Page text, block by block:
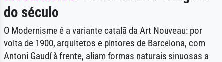
Pesquise por artista, título ou estilo –
ex: Monet, Noite Estrelada,
impressionismo, onda de Hokusai, nu.
a óleo escura, nu em pé ao lado de
uma árvore.
do século
O Modernisme é a variante catalã da Art Nouveau: por
volta de 1900, arquitetos e pintores de Barcelona, com
Antoni Gaudí à frente, aliam formas naturais sinuosas a